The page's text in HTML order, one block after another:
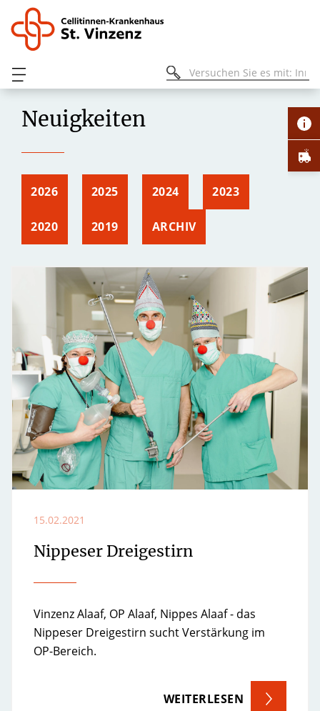
Neuigkeiten
2026 2025 2024 2023
2020 2019 ARCHIV
15.02.2021
Nippeser Dreigestirn
Vinzenz Alaaf, OP Alaaf, Nippes Alaaf - das
Nippeser Dreigestirn sucht Verstärkung im
OP-Bereich.
WEITERLESEN